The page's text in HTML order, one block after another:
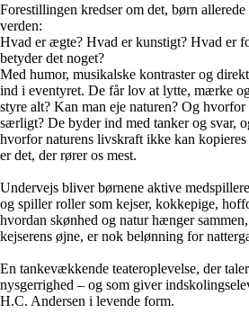
Forestillingen kredser om det, børn allerede
verden:
Hvad er ægte? Hvad er kunstigt? Hvad er
betyder det noget?
Med humor, musikalske kontraster og
ind i eventyret. De får lov at lytte, mærke
styre alt? Kan man eje naturen? Og hvorfor
særligt? De byder ind med tanker og svar,
hvorfor naturens livskraft ikke kan
er det, der rører os mest.
Undervejs bliver børnene aktive
og spiller roller som kejser, kokkepige,
hvordan skønhed og natur hænger
kejserens øjne, er nok belønning for
En tankevækkende teateroplevelse, der
nysgerrighed – og som giver
H.C. Andersen i levende form.